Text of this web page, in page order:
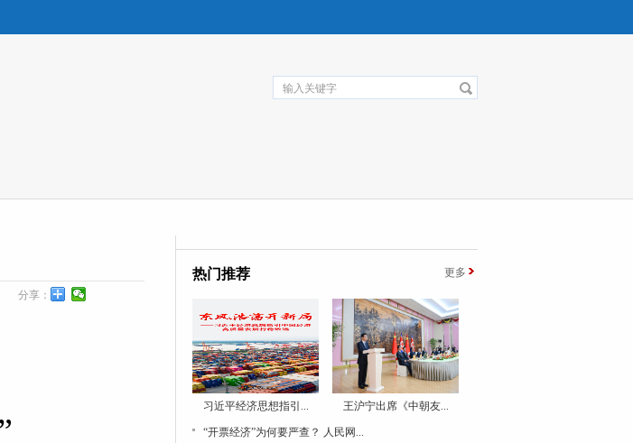
分享：
热门推荐 更多
习近平经济思想指引... 王沪宁出席《中朝友...
“开票经济”为何要严查？ 人民网...